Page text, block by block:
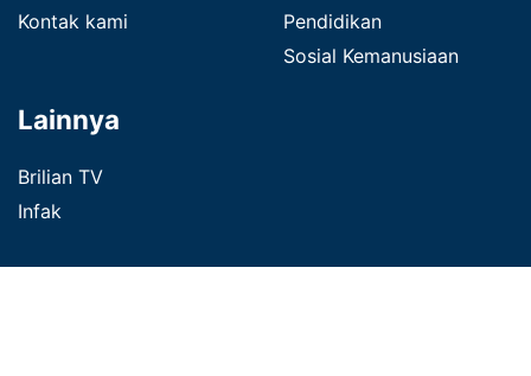
Kontak kami
Pendidikan
Sosial Kemanusiaan
Lainnya
Brilian TV
Infak